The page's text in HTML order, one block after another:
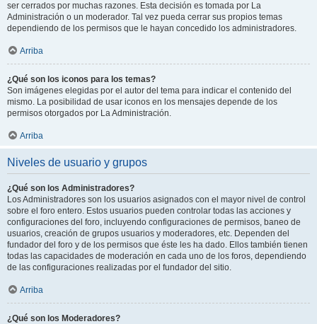
ser cerrados por muchas razones. Esta decisión es tomada por La
Administración o un moderador. Tal vez pueda cerrar sus propios temas
dependiendo de los permisos que le hayan concedido los administradores.
Arriba
¿Qué son los iconos para los temas?
Son imágenes elegidas por el autor del tema para indicar el contenido del
mismo. La posibilidad de usar iconos en los mensajes depende de los
permisos otorgados por La Administración.
Arriba
Niveles de usuario y grupos
¿Qué son los Administradores?
Los Administradores son los usuarios asignados con el mayor nivel de control
sobre el foro entero. Estos usuarios pueden controlar todas las acciones y
configuraciones del foro, incluyendo configuraciones de permisos, baneo de
usuarios, creación de grupos usuarios y moderadores, etc. Dependen del
fundador del foro y de los permisos que éste les ha dado. Ellos también tienen
todas las capacidades de moderación en cada uno de los foros, dependiendo
de las configuraciones realizadas por el fundador del sitio.
Arriba
¿Qué son los Moderadores?